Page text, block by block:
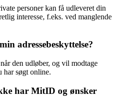
personer kan få udleveret din
interesse, f.eks. ved manglende
adressebeskyttelse?
den udløber, og vil modtage
har søgt online.
har MitID og ønsker